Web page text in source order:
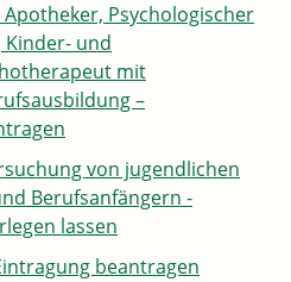
Psychologischer
und
mit
–
von jugendlichen
Berufsanfängern -
lassen
beantragen